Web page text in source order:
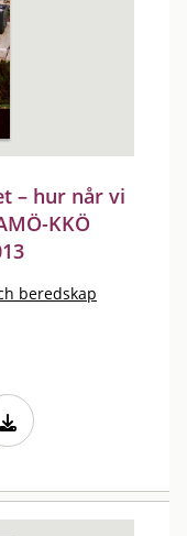
– hur når vi
KKÖ
beredskap